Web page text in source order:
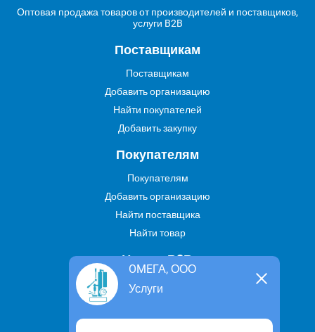
OMEГА, ООО
Услуги
Оптовая продажа товаров от производителей и поставщиков,
услуги B2B
Поставщикам
Поставщикам
Добавить организацию
Найти покупателей
Добавить закупку
Покупателям
Покупателям
Добавить организацию
Найти поставщика
Найти товар
Услуги В2В
Найти услугу
Предложить свою услугу
Дропшиппинг